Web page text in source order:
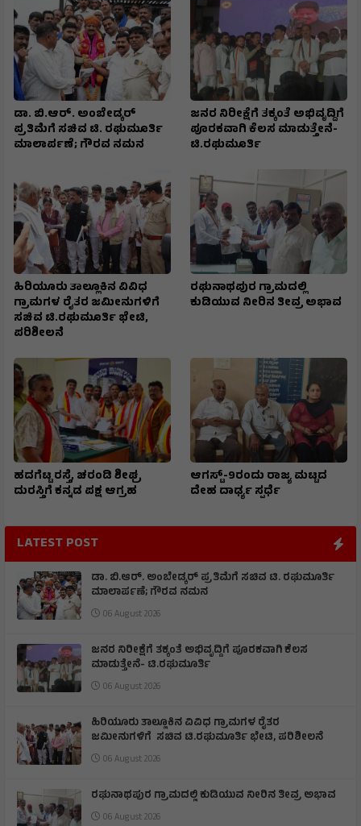
ಡಾ. ಬಿ.ಆರ್. ಅಂಬೇಡ್ಕರ್
ಪ್ರತಿಮೆಗೆ ಸಚಿವ ಟಿ. ರಘುಮೂರ್ತಿ
ಮಾಲಾರ್ಪಣೆ; ಗೌರವ ನಮನ
ಜನರ ನಿರೀಕ್ಷೆಗೆ ತಕ್ಕಂತೆ ಅಭಿವೃದ್ದಿಗೆ
ಪೂರಕವಾಗಿ ಕೆಲಸ ಮಾಡುತ್ತೇನೆ-
ಟಿ.ರಘುಮೂರ್ತಿ
ಹಿರಿಯೂರು ತಾಲ್ಲೂಕಿನ ವಿವಿಧ
ಗ್ರಾಮಗಳ ರೈತರ ಜಮೀನುಗಳಿಗೆ
ಸಚಿವ ಟಿ.ರಘುಮೂರ್ತಿ ಭೇಟಿ,
ಪರಿಶೀಲನೆ
ರಘುನಾಥಪುರ ಗ್ರಾಮದಲ್ಲಿ
ಕುಡಿಯುವ ನೀರಿನ ತೀವ್ರ ಅಭಾವ
ಹದಗೆಟ್ಟ ರಸ್ತೆ, ಚರಂಡಿ ಶೀಘ್ರ
ದುರಸ್ತಿಗೆ ಕನ್ನಡ ಪಕ್ಷ ಆಗ್ರಹ
ಆಗಸ್ಟ್-9ರಂದು ರಾಜ್ಯ ಮಟ್ಟದ
ದೇಹ ದಾರ್ಢ್ಯ ಸ್ಪರ್ಧೆ
LATEST POST
ಡಾ. ಬಿ.ಆರ್. ಅಂಬೇಡ್ಕರ್ ಪ್ರತಿಮೆಗೆ ಸಚಿವ ಟಿ. ರಘುಮೂರ್ತಿ
ಮಾಲಾರ್ಪಣೆ; ಗೌರವ ನಮನ
06 August 2026
ಜನರ ನಿರೀಕ್ಷೆಗೆ ತಕ್ಕಂತೆ ಅಭಿವೃದ್ದಿಗೆ ಪೂರಕವಾಗಿ ಕೆಲಸ
ಮಾಡುತ್ತೇನೆ- ಟಿ.ರಘುಮೂರ್ತಿ
06 August 2026
ಹಿರಿಯೂರು ತಾಲ್ಲೂಕಿನ ವಿವಿಧ ಗ್ರಾಮಗಳ ರೈತರ
ಜಮೀನುಗಳಿಗೆ ಸಚಿವ ಟಿ.ರಘುಮೂರ್ತಿ ಭೇಟಿ, ಪರಿಶೀಲನೆ
06 August 2026
ರಘುನಾಥಪುರ ಗ್ರಾಮದಲ್ಲಿ ಕುಡಿಯುವ ನೀರಿನ ತೀವ್ರ ಅಭಾವ
06 August 2026